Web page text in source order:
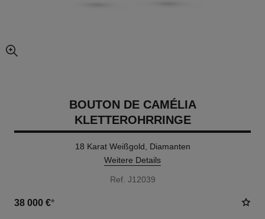
vergrößerter teil des bildes
BOUTON DE CAMÉLIA
KLETTEROHRRINGE
18 Karat Weißgold, Diamanten
Weitere Details
Ref. J12039
38 000 €*